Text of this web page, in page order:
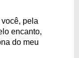
pela
encanto,
do meu